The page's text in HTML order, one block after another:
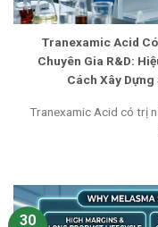
Tranexamic Acid
Chuyên Gia R&D:
Cách Xây Dựng
Tranexamic Acid có trị
30